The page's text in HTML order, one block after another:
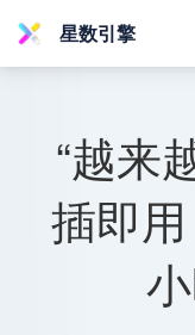
星数引擎
“越来
插即